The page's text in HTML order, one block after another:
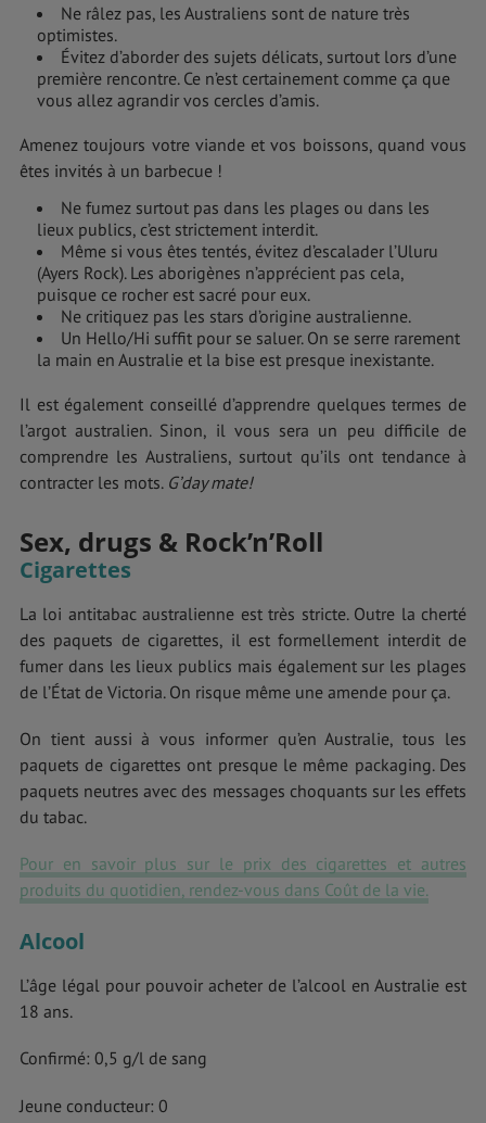
Ne râlez pas, les Australiens sont de nature très
optimistes.
Évitez d’aborder des sujets délicats, surtout lors d’une
première rencontre. Ce n’est certainement comme ça que
vous allez agrandir vos cercles d’amis.
Amenez toujours votre viande et vos boissons, quand vous
êtes invités à un barbecue !
Ne fumez surtout pas dans les plages ou dans les
lieux publics, c’est strictement interdit.
Même si vous êtes tentés, évitez d’escalader l’Uluru
(Ayers Rock). Les aborigènes n’apprécient pas cela,
puisque ce rocher est sacré pour eux.
Ne critiquez pas les stars d’origine australienne.
Un Hello/Hi suffit pour se saluer. On se serre rarement
la main en Australie et la bise est presque inexistante.
Il est également conseillé d’apprendre quelques termes de
l’argot australien. Sinon, il vous sera un peu difficile de
comprendre les Australiens, surtout qu’ils ont tendance à
contracter les mots. G’day mate!
Sex, drugs & Rock’n’Roll
Cigarettes
La loi antitabac australienne est très stricte. Outre la cherté
des paquets de cigarettes, il est formellement interdit de
fumer dans les lieux publics mais également sur les plages
de l’État de Victoria. On risque même une amende pour ça.
On tient aussi à vous informer qu’en Australie, tous les
paquets de cigarettes ont presque le même packaging. Des
paquets neutres avec des messages choquants sur les effets
du tabac.
Pour en savoir plus sur le prix des cigarettes et autres
produits du quotidien, rendez-vous dans Coût de la vie.
Alcool
L’âge légal pour pouvoir acheter de l’alcool en Australie est
18 ans.
Confirmé: 0,5 g/l de sang
Jeune conducteur: 0